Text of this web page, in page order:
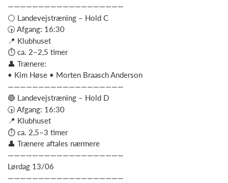
———————————————————
⚪ Landevejstræning – Hold C
🕟 Afgang: 16:30
📍 Klubhuset
⏱ ca. 2–2,5 timer
👤 Trænere:
• Kim Høse • Morten Braasch Anderson
———————————————————
🔵 Landevejstræning – Hold D
🕟 Afgang: 16:30
📍 Klubhuset
⏱ ca. 2,5–3 timer
👤 Trænere aftales nærmere
———————————————————
Lørdag 13/06
———————————————————